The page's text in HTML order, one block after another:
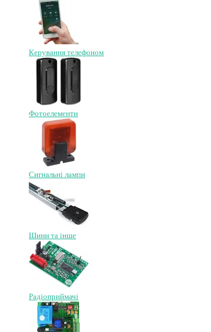
Керування телефоном
Фотоелементи
Сигнальні лампи
Шини та інше
Радіоприймачі